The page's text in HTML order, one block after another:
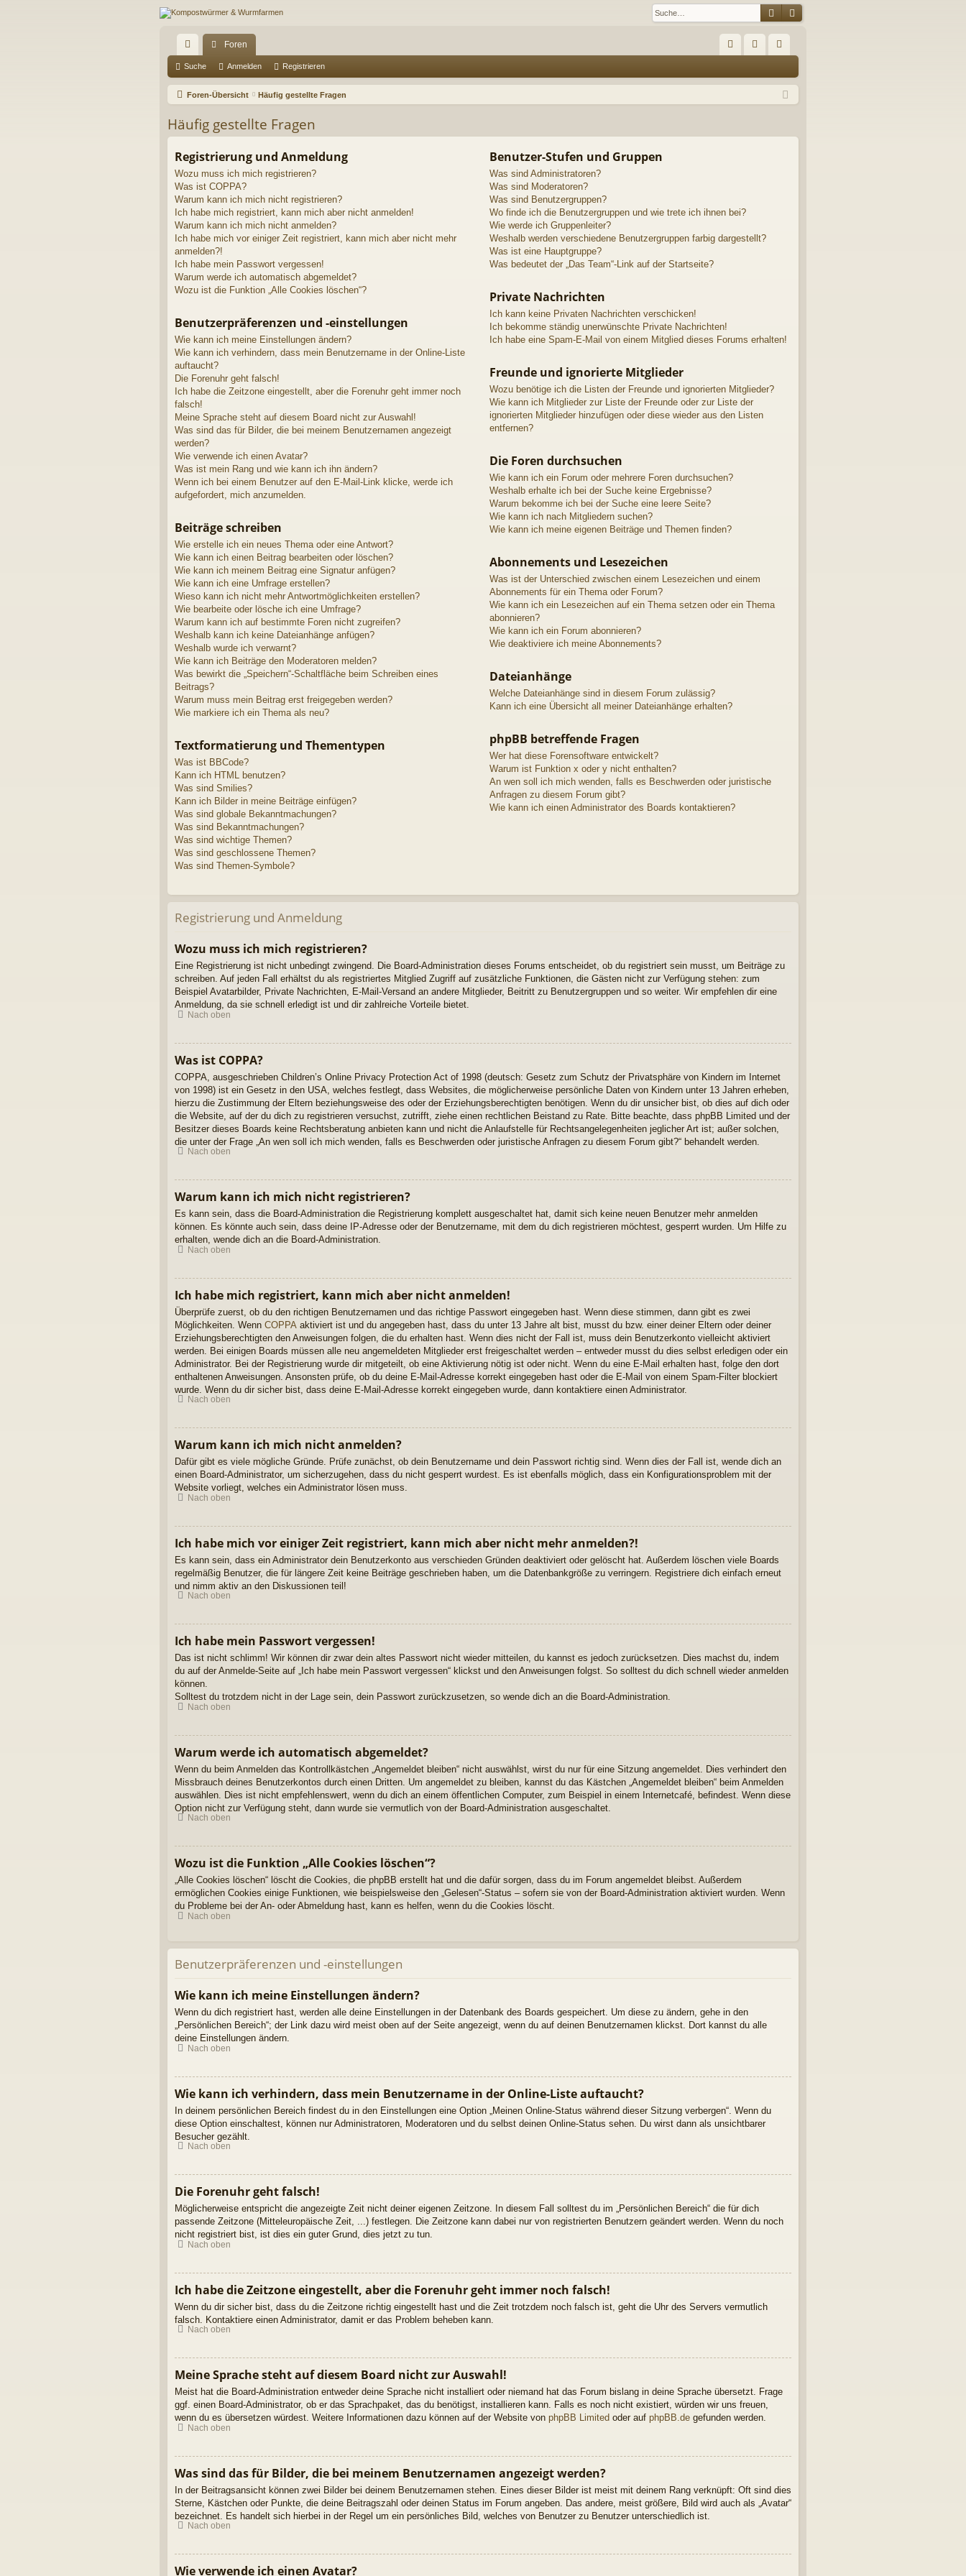
SucheErweiterte Suche
ch
ne
ug
riff
Foren
Q m ist
Suche Anmelden Registrieren
Foren-Übersicht Häufig gestellte Fragen
Häufig gestellte Fragen
Registrierung und Anmeldung
Wozu muss ich mich registrieren?
Was ist COPPA?
Warum kann ich mich nicht registrieren?
Ich habe mich registriert, kann mich aber nicht anmelden!
Warum kann ich mich nicht anmelden?
Ich habe mich vor einiger Zeit registriert, kann mich aber nicht mehr
anmelden?!
Ich habe mein Passwort vergessen!
Warum werde ich automatisch abgemeldet?
Wozu ist die Funktion „Alle Cookies löschen“?
Benutzerpräferenzen und -einstellungen
Wie kann ich meine Einstellungen ändern?
Wie kann ich verhindern, dass mein Benutzername in der Online-Liste
auftaucht?
Die Forenuhr geht falsch!
Ich habe die Zeitzone eingestellt, aber die Forenuhr geht immer noch
falsch!
Meine Sprache steht auf diesem Board nicht zur Auswahl!
Was sind das für Bilder, die bei meinem Benutzernamen angezeigt
werden?
Wie verwende ich einen Avatar?
Was ist mein Rang und wie kann ich ihn ändern?
Wenn ich bei einem Benutzer auf den E-Mail-Link klicke, werde ich
aufgefordert, mich anzumelden.
Beiträge schreiben
Wie erstelle ich ein neues Thema oder eine Antwort?
Wie kann ich einen Beitrag bearbeiten oder löschen?
Wie kann ich meinem Beitrag eine Signatur anfügen?
Wie kann ich eine Umfrage erstellen?
Wieso kann ich nicht mehr Antwortmöglichkeiten erstellen?
Wie bearbeite oder lösche ich eine Umfrage?
Warum kann ich auf bestimmte Foren nicht zugreifen?
Weshalb kann ich keine Dateianhänge anfügen?
Weshalb wurde ich verwarnt?
Wie kann ich Beiträge den Moderatoren melden?
Was bewirkt die „Speichern“-Schaltfläche beim Schreiben eines
Beitrags?
Warum muss mein Beitrag erst freigegeben werden?
Wie markiere ich ein Thema als neu?
Textformatierung und Thementypen
Was ist BBCode?
Kann ich HTML benutzen?
Was sind Smilies?
Kann ich Bilder in meine Beiträge einfügen?
Was sind globale Bekanntmachungen?
Was sind Bekanntmachungen?
Was sind wichtige Themen?
Was sind geschlossene Themen?
Was sind Themen-Symbole?
Benutzer-Stufen und Gruppen
Was sind Administratoren?
Was sind Moderatoren?
Was sind Benutzergruppen?
Wo finde ich die Benutzergruppen und wie trete ich ihnen bei?
Wie werde ich Gruppenleiter?
Weshalb werden verschiedene Benutzergruppen farbig dargestellt?
Was ist eine Hauptgruppe?
Was bedeutet der „Das Team“-Link auf der Startseite?
Private Nachrichten
Ich kann keine Privaten Nachrichten verschicken!
Ich bekomme ständig unerwünschte Private Nachrichten!
Ich habe eine Spam-E-Mail von einem Mitglied dieses Forums erhalten!
Freunde und ignorierte Mitglieder
Wozu benötige ich die Listen der Freunde und ignorierten Mitglieder?
Wie kann ich Mitglieder zur Liste der Freunde oder zur Liste der
ignorierten Mitglieder hinzufügen oder diese wieder aus den Listen
entfernen?
Die Foren durchsuchen
Wie kann ich ein Forum oder mehrere Foren durchsuchen?
Weshalb erhalte ich bei der Suche keine Ergebnisse?
Warum bekomme ich bei der Suche eine leere Seite?
Wie kann ich nach Mitgliedern suchen?
Wie kann ich meine eigenen Beiträge und Themen finden?
Abonnements und Lesezeichen
Was ist der Unterschied zwischen einem Lesezeichen und einem
Abonnements für ein Thema oder Forum?
Wie kann ich ein Lesezeichen auf ein Thema setzen oder ein Thema
abonnieren?
Wie kann ich ein Forum abonnieren?
Wie deaktiviere ich meine Abonnements?
Dateianhänge
Welche Dateianhänge sind in diesem Forum zulässig?
Kann ich eine Übersicht all meiner Dateianhänge erhalten?
phpBB betreffende Fragen
Wer hat diese Forensoftware entwickelt?
Warum ist Funktion x oder y nicht enthalten?
An wen soll ich mich wenden, falls es Beschwerden oder juristische
Anfragen zu diesem Forum gibt?
Wie kann ich einen Administrator des Boards kontaktieren?
Registrierung und Anmeldung
Wozu muss ich mich registrieren?
Eine Registrierung ist nicht unbedingt zwingend. Die Board-Administration dieses Forums entscheidet, ob du registriert sein musst, um Beiträge zu
schreiben. Auf jeden Fall erhältst du als registriertes Mitglied Zugriff auf zusätzliche Funktionen, die Gästen nicht zur Verfügung stehen: zum
Beispiel Avatarbilder, Private Nachrichten, E-Mail-Versand an andere Mitglieder, Beitritt zu Benutzergruppen und so weiter. Wir empfehlen dir eine
Anmeldung, da sie schnell erledigt ist und dir zahlreiche Vorteile bietet.
Nach oben
Was ist COPPA?
COPPA, ausgeschrieben Children’s Online Privacy Protection Act of 1998 (deutsch: Gesetz zum Schutz der Privatsphäre von Kindern im Internet
von 1998) ist ein Gesetz in den USA, welches festlegt, dass Websites, die möglicherweise persönliche Daten von Kindern unter 13 Jahren erheben,
hierzu die Zustimmung der Eltern beziehungsweise des oder der Erziehungsberechtigten benötigen. Wenn du dir unsicher bist, ob dies auf dich oder
die Website, auf der du dich zu registrieren versuchst, zutrifft, ziehe einen rechtlichen Beistand zu Rate. Bitte beachte, dass phpBB Limited und der
Besitzer dieses Boards keine Rechtsberatung anbieten kann und nicht die Anlaufstelle für Rechtsangelegenheiten jeglicher Art ist; außer solchen,
die unter der Frage „An wen soll ich mich wenden, falls es Beschwerden oder juristische Anfragen zu diesem Forum gibt?“ behandelt werden.
Nach oben
Warum kann ich mich nicht registrieren?
Es kann sein, dass die Board-Administration die Registrierung komplett ausgeschaltet hat, damit sich keine neuen Benutzer mehr anmelden
können. Es könnte auch sein, dass deine IP-Adresse oder der Benutzername, mit dem du dich registrieren möchtest, gesperrt wurden. Um Hilfe zu
erhalten, wende dich an die Board-Administration.
Nach oben
Ich habe mich registriert, kann mich aber nicht anmelden!
Überprüfe zuerst, ob du den richtigen Benutzernamen und das richtige Passwort eingegeben hast. Wenn diese stimmen, dann gibt es zwei
Möglichkeiten. Wenn COPPA aktiviert ist und du angegeben hast, dass du unter 13 Jahre alt bist, musst du bzw. einer deiner Eltern oder deiner
Erziehungsberechtigten den Anweisungen folgen, die du erhalten hast. Wenn dies nicht der Fall ist, muss dein Benutzerkonto vielleicht aktiviert
werden. Bei einigen Boards müssen alle neu angemeldeten Mitglieder erst freigeschaltet werden – entweder musst du dies selbst erledigen oder ein
Administrator. Bei der Registrierung wurde dir mitgeteilt, ob eine Aktivierung nötig ist oder nicht. Wenn du eine E-Mail erhalten hast, folge den dort
enthaltenen Anweisungen. Ansonsten prüfe, ob du deine E-Mail-Adresse korrekt eingegeben hast oder die E-Mail von einem Spam-Filter blockiert
wurde. Wenn du dir sicher bist, dass deine E-Mail-Adresse korrekt eingegeben wurde, dann kontaktiere einen Administrator.
Nach oben
Warum kann ich mich nicht anmelden?
Dafür gibt es viele mögliche Gründe. Prüfe zunächst, ob dein Benutzername und dein Passwort richtig sind. Wenn dies der Fall ist, wende dich an
einen Board-Administrator, um sicherzugehen, dass du nicht gesperrt wurdest. Es ist ebenfalls möglich, dass ein Konfigurationsproblem mit der
Website vorliegt, welches ein Administrator lösen muss.
Nach oben
Ich habe mich vor einiger Zeit registriert, kann mich aber nicht mehr anmelden?!
Es kann sein, dass ein Administrator dein Benutzerkonto aus verschieden Gründen deaktiviert oder gelöscht hat. Außerdem löschen viele Boards
regelmäßig Benutzer, die für längere Zeit keine Beiträge geschrieben haben, um die Datenbankgröße zu verringern. Registriere dich einfach erneut
und nimm aktiv an den Diskussionen teil!
Nach oben
Ich habe mein Passwort vergessen!
Das ist nicht schlimm! Wir können dir zwar dein altes Passwort nicht wieder mitteilen, du kannst es jedoch zurücksetzen. Dies machst du, indem
du auf der Anmelde-Seite auf „Ich habe mein Passwort vergessen“ klickst und den Anweisungen folgst. So solltest du dich schnell wieder anmelden
können.
Solltest du trotzdem nicht in der Lage sein, dein Passwort zurückzusetzen, so wende dich an die Board-Administration.
Nach oben
Warum werde ich automatisch abgemeldet?
Wenn du beim Anmelden das Kontrollkästchen „Angemeldet bleiben“ nicht auswählst, wirst du nur für eine Sitzung angemeldet. Dies verhindert den
Missbrauch deines Benutzerkontos durch einen Dritten. Um angemeldet zu bleiben, kannst du das Kästchen „Angemeldet bleiben“ beim Anmelden
auswählen. Dies ist nicht empfehlenswert, wenn du dich an einem öffentlichen Computer, zum Beispiel in einem Internetcafé, befindest. Wenn diese
Option nicht zur Verfügung steht, dann wurde sie vermutlich von der Board-Administration ausgeschaltet.
Nach oben
Wozu ist die Funktion „Alle Cookies löschen“?
„Alle Cookies löschen“ löscht die Cookies, die phpBB erstellt hat und die dafür sorgen, dass du im Forum angemeldet bleibst. Außerdem
ermöglichen Cookies einige Funktionen, wie beispielsweise den „Gelesen“-Status – sofern sie von der Board-Administration aktiviert wurden. Wenn
du Probleme bei der An- oder Abmeldung hast, kann es helfen, wenn du die Cookies löscht.
Nach oben
Benutzerpräferenzen und -einstellungen
Wie kann ich meine Einstellungen ändern?
Wenn du dich registriert hast, werden alle deine Einstellungen in der Datenbank des Boards gespeichert. Um diese zu ändern, gehe in den
„Persönlichen Bereich“; der Link dazu wird meist oben auf der Seite angezeigt, wenn du auf deinen Benutzernamen klickst. Dort kannst du alle
deine Einstellungen ändern.
Nach oben
Wie kann ich verhindern, dass mein Benutzername in der Online-Liste auftaucht?
In deinem persönlichen Bereich findest du in den Einstellungen eine Option „Meinen Online-Status während dieser Sitzung verbergen“. Wenn du
diese Option einschaltest, können nur Administratoren, Moderatoren und du selbst deinen Online-Status sehen. Du wirst dann als unsichtbarer
Besucher gezählt.
Nach oben
Die Forenuhr geht falsch!
Möglicherweise entspricht die angezeigte Zeit nicht deiner eigenen Zeitzone. In diesem Fall solltest du im „Persönlichen Bereich“ die für dich
passende Zeitzone (Mitteleuropäische Zeit, ...) festlegen. Die Zeitzone kann dabei nur von registrierten Benutzern geändert werden. Wenn du noch
nicht registriert bist, ist dies ein guter Grund, dies jetzt zu tun.
Nach oben
Ich habe die Zeitzone eingestellt, aber die Forenuhr geht immer noch falsch!
Wenn du dir sicher bist, dass du die Zeitzone richtig eingestellt hast und die Zeit trotzdem noch falsch ist, geht die Uhr des Servers vermutlich
falsch. Kontaktiere einen Administrator, damit er das Problem beheben kann.
Nach oben
Meine Sprache steht auf diesem Board nicht zur Auswahl!
Meist hat die Board-Administration entweder deine Sprache nicht installiert oder niemand hat das Forum bislang in deine Sprache übersetzt. Frage
ggf. einen Board-Administrator, ob er das Sprachpaket, das du benötigst, installieren kann. Falls es noch nicht existiert, würden wir uns freuen,
wenn du es übersetzen würdest. Weitere Informationen dazu können auf der Website von phpBB Limited oder auf phpBB.de gefunden werden.
Nach oben
Was sind das für Bilder, die bei meinem Benutzernamen angezeigt werden?
In der Beitragsansicht können zwei Bilder bei deinem Benutzernamen stehen. Eines dieser Bilder ist meist mit deinem Rang verknüpft: Oft sind dies
Sterne, Kästchen oder Punkte, die deine Beitragszahl oder deinen Status im Forum angeben. Das andere, meist größere, Bild wird auch als „Avatar“
bezeichnet. Es handelt sich hierbei in der Regel um ein persönliches Bild, welches von Benutzer zu Benutzer unterschiedlich ist.
Nach oben
Wie verwende ich einen Avatar?